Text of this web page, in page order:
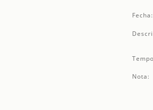
Fecha:
Nota: